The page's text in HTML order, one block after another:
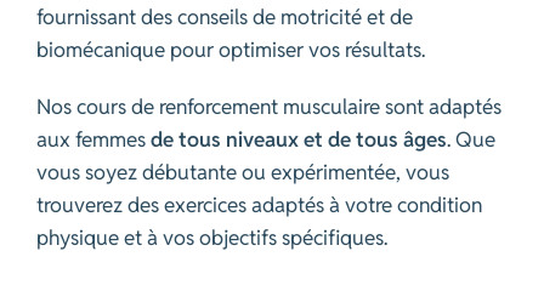
fournissant des conseils de motricité et de
biomécanique pour optimiser vos résultats.
Nos cours de renforcement musculaire sont adaptés
aux femmesde tous niveaux et de tous âges. Que
vous soyez débutante ou expérimentée, vous
trouverez des exercices adaptés à votre condition
physique et à vos objectifs spécifiques.